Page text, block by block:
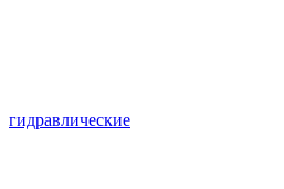
гидравлические